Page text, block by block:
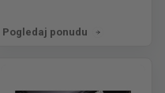
Pogledaj ponudu